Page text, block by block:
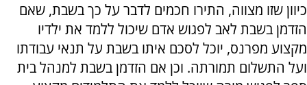
כיוון שזו מצווה, התירו חכמים לדבר על כך בשבת, שאם
הזדמן בשבת לאב לפגוש אדם שיכול ללמד את ילדיו
מקצוע מפרנס, יוכל לסכם איתו בשבת על תנאי עבודתו
ועל התשלום תמורתה. וכן אם הזדמן בשבת למנהל בית